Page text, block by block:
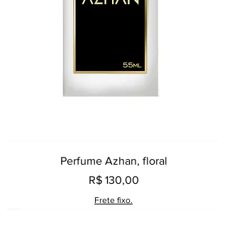
Perfume Azhan, floral
Preço
R$ 130,00
Frete fixo.